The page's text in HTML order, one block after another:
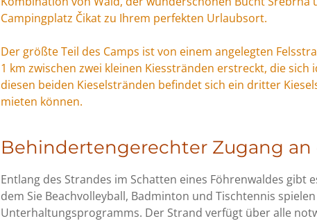
Campingplatz Čikat zu Ihrem perfekten Urlaubsort.
Der größte Teil des Camps ist von einem angelegten
1 km zwischen zwei kleinen Kiesstränden erstreckt, die
diesen beiden Kieselstränden befindet sich ein dritter
mieten können.
Behindertengerechter Zugang an
Entlang des Strandes im Schatten eines Föhrenwaldes
dem Sie Beachvolleyball, Badminton und Tischtennis
Unterhaltungsprogramms. Der Strand verfügt über alle